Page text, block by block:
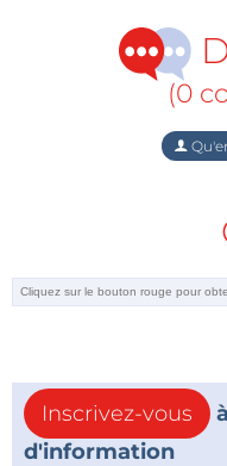
dimension des
comportement des
(Video: Easy.nu)
(0
Inscrivez-vous
d'information